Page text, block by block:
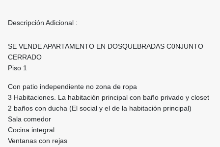
Descripción Adicional :
SE VENDE APARTAMENTO EN DOSQUEBRADAS C0NJUNTO
CERRADO
Piso 1
Con patio independiente no zona de ropa
3 Habitaciones. La habitación principal con baño privado y closet
2 baños con ducha (El social y el de la habitación principal)
Sala comedor
Cocina integral
Ventanas con rejas